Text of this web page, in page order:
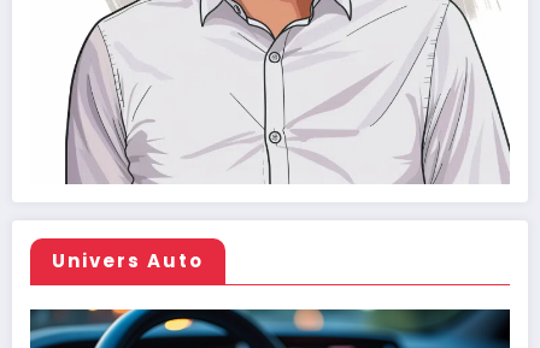
Univers Auto